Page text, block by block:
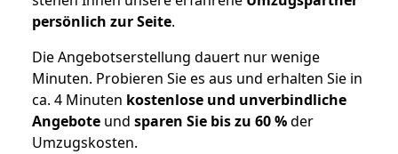
persönlich zur Seite.
Die Angebotserstellung dauert nur wenige
Minuten. Probieren Sie es aus und erhalten Sie in
ca. 4 Minuten kostenlose und unverbindliche
Angebote und sparen Sie bis zu 60 %der
Umzugskosten.